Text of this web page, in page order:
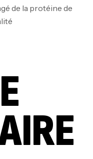
de la protéine de